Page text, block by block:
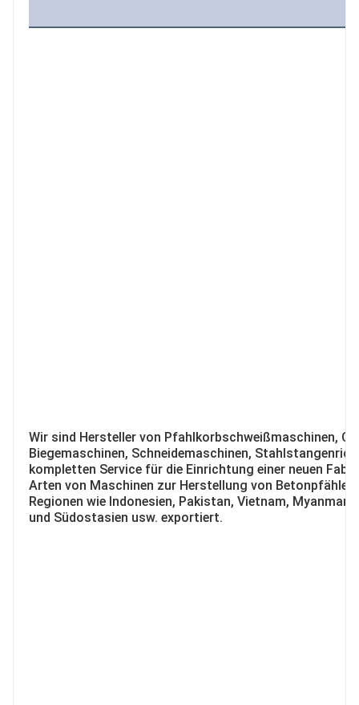
Wir sind Hersteller von Pfahlkorbschweißmaschinen,
Biegemaschinen, Schneidemaschinen,
kompletten Service für die Einrichtung einer neuen
Arten von Maschinen zur Herstellung von
Regionen wie Indonesien, Pakistan, Vietnam,
und Südostasien usw. exportiert.